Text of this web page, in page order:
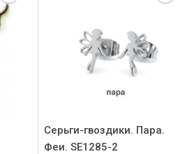
Серьги-гвоздики. Пара.
Феи. SE1285-2